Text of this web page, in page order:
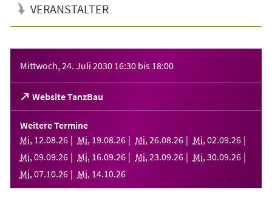
VERANSTALTER
Mittwoch, 24. Juli 2030 16:30 bis 18:00
Website TanzBau
(Öffnet
in
einem
neuen
Tab)
Weitere Termine
Mi, 12.08.26 Mi, 19.08.26 Mi, 26.08.26 Mi, 02.09.26
Mi, 09.09.26 Mi, 16.09.26 Mi, 23.09.26 Mi, 30.09.26
Mi, 07.10.26 Mi, 14.10.26